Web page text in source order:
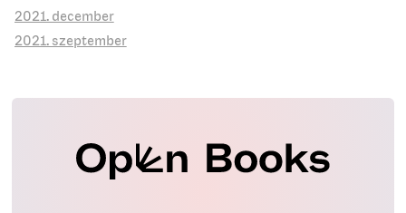
2021. december
2021. szeptember